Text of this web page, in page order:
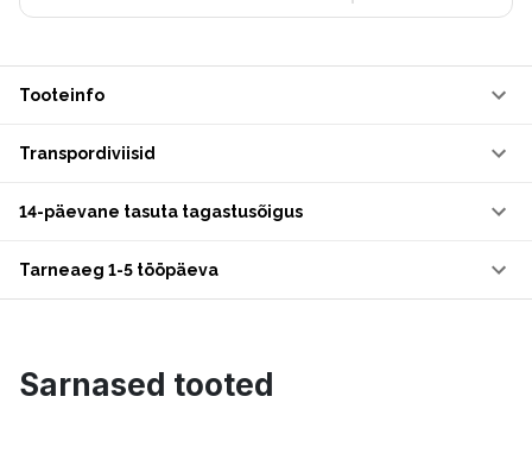
Tooteinfo
Transpordiviisid
14-päevane tasuta tagastusõigus
Tarneaeg 1-5 tööpäeva
Sarnased tooted